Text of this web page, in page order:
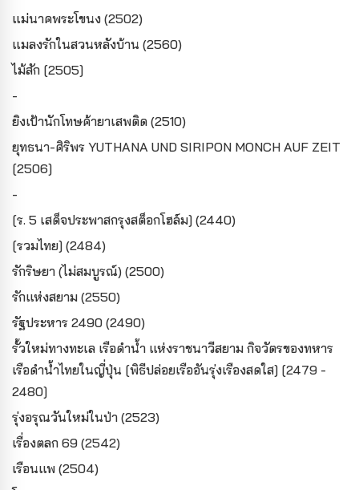
แม่นาคพระโขนง (2502)
แมลงรักในสวนหลังบ้าน (2560)
ไม้สัก [2505]
-
ยิงเป้านักโทษค้ายาเสพติด (2510)
ยุทธนา-ศิริพร YUTHANA UND SIRIPON MONCH AUF ZEIT
[2506]
-
[ร. 5 เสด็จประพาสกรุงสต็อกโฮล์ม] (2440)
[รวมไทย] (2484)
รักริษยา (ไม่สมบูรณ์) (2500)
รักแห่งสยาม (2550)
รัฐประหาร 2490 (2490)
รั้วใหม่ทางทะเล เรือดำน้ำ แห่งราชนาวีสยาม กิจวัตรของทหาร
เรือดำน้ำไทยในญี่ปุ่น [พิธีปล่อยเรืออันรุ่งเรืองสดใส] [2479 -
2480]
รุ่งอรุณวันใหม่ในป่า (2523)
เรื่องตลก 69 (2542)
เรือนแพ (2504)